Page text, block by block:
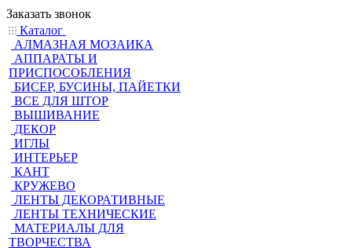
Заказать звонок
Каталог
АЛМАЗНАЯ МОЗАИКА
АППАРАТЫ И
ПРИСПОСОБЛЕНИЯ
БИСЕР, БУСИНЫ, ПАЙЕТКИ
ВСЕ ДЛЯ ШТОР
ВЫШИВАНИЕ
ДЕКОР
ИГЛЫ
ИНТЕРЬЕР
КАНТ
КРУЖЕВО
ЛЕНТЫ ДЕКОРАТИВНЫЕ
ЛЕНТЫ ТЕХНИЧЕСКИЕ
МАТЕРИАЛЫ ДЛЯ
ТВОРЧЕСТВА